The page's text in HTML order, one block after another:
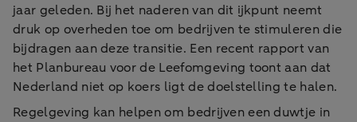
jaar geleden. Bij het naderen van dit ijkpunt neemt
druk op overheden toe om bedrijven te stimuleren die
bijdragen aan deze transitie. Een recent rapport van
het Planbureau voor de Leefomgeving toont aan dat
Nederland niet op koers ligt de doelstelling te halen.
Regelgeving kan helpen om bedrijven een duwtje in